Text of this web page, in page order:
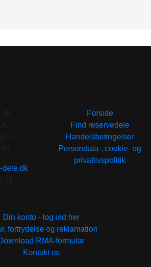
dele.dk
Forside
Find reservedele
Handelsbetingelser
Persondata-, cookie- og
privatlivspolitik
Din konto - log ind her
fortrydelse og reklamation
RMA-formular
Kontakt os